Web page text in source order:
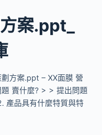
案.ppt_
方案.ppt – XX面膜 營
賣什麼? > > 提出問題
產品具有什麼特質與特